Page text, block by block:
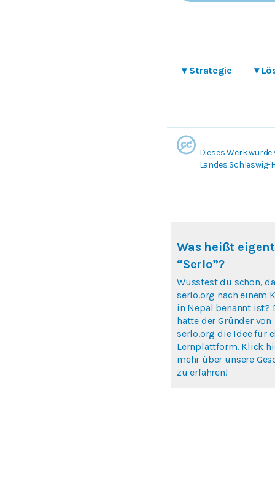
▾ Strategie ▾
Dieses Werk
Landes
Was heißt
“Serlo”?
Wusstest du schon,
serlo.org nach einem
in Nepal benannt ist?
hatte der Gründer von
serlo.org die Idee für
Lernplattform. Klick
mehr über unsere
zu erfahren!